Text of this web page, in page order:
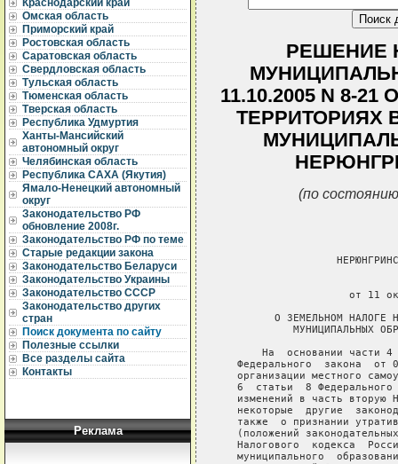
Краснодарский край
Омская область
Приморский край
Ростовская область
Саратовская область
Свердловская область
Тульская область
Тюменская область
Тверская область
Республика Удмуртия
Ханты-Мансийский
автономный округ
Челябинская область
Республика САХА (Якутия)
Ямало-Ненецкий автономный
округ
Законодательство РФ
обновление 2008г.
Законодательство РФ по теме
Старые редакции закона
Законодательство Беларуси
Законодательство Украины
Законодательство СССР
Законодательство других
стран
Поиск документа по сайту
Полезные ссылки
Все разделы сайта
Контакты
Реклама
РЕШЕНИЕ
11.10.2005 N 8-
ТЕРРИТОРИЯХ
(по
от 11
О ЗЕМЕЛЬНОМ НАЛОГЕ
МУНИЦИПАЛЬНЫХ
На  основании части
Федерального  закона  от
организации местного
6  статьи  8
изменений в часть вторую
некоторые  другие
также  о признании
(положений
Налогового  кодекса
муниципального